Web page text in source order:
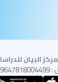
للدراسات